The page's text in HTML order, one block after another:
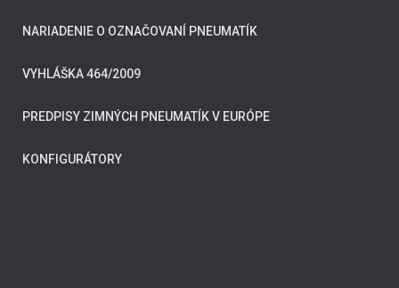
NARIADENIE O OZNAČOVANÍ PNEUMATÍK
VYHLÁŠKA 464/2009
PREDPISY ZIMNÝCH PNEUMATÍK V EURÓPE
KONFIGURÁTORY